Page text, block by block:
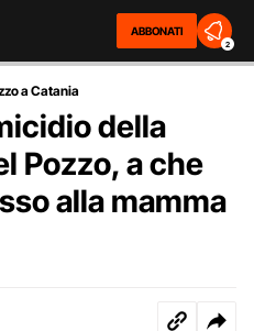
ABBONATI
2
a Catania
della
Pozzo, a che
alla mamma